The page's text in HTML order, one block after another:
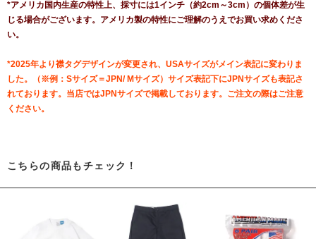
*アメリカ国内生産の特性上、採寸には1インチ（約2cm～3cm）の個体差が生
じる場合がございます。アメリカ製の特性にご理解のうえでお買い求めくださ
い。
*2025年より襟タグデザインが変更され、USAサイズがメイン表記に変わりま
した。（※例：Sサイズ＝JPN/ Mサイズ）サイズ表記下にJPNサイズも表記さ
れております。当店ではJPNサイズで掲載しております。ご注文の際はご注意
ください。
こちらの商品もチェック！